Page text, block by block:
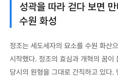
성곽을 따라 걷다 보면
수원 화성
정조는 세도세자의 묘소를 수원 화산
시작했다. 정조의 효심과 개혁의 꿈이
당시의 원형을 그대로 간직하고 있다.